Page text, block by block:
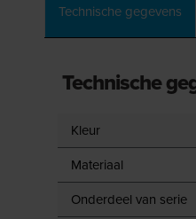
Technische gegevens
Technische
Kleur
Materiaal
Onderdeel van serie